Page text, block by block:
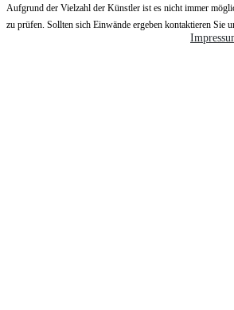
Aufgrund der Vielzahl der Künstler ist es nicht immer
zu prüfen. Sollten sich Einwände ergeben kontaktieren Sie